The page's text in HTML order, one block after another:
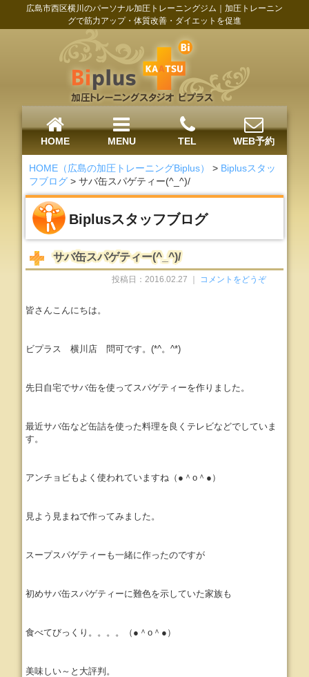
広島市西区横川のパーソナル加圧トレーニングジム｜加圧トレーニン
グで筋力アップ・体質改善・ダイエットを促進
HOME MENU TEL WEB予約
HOME（広島の加圧トレーニングBiplus） > Biplusスタッ
フブログ >サバ缶スパゲティー(^_^)/
Biplusスタッフブログ
サバ缶スパゲティー(^_^)/
投稿日：2016.02.27 ｜ コメントをどうぞ
皆さんこんにちは。
ビプラス 横川店 問可です。(*^。^*)
先日自宅でサバ缶を使ってスパゲティーを作りました。
最近サバ缶など缶詰を使った料理を良くテレビなどでしていま
す。
アンチョビもよく使われていますね（●＾o＾●）
見よう見まねで作ってみました。
スープスパゲティーも一緒に作ったのですが
初めサバ缶スパゲティーに難色を示していた家族も
食べてびっくり。。。。（●＾o＾●）
美味しい～と大評判。